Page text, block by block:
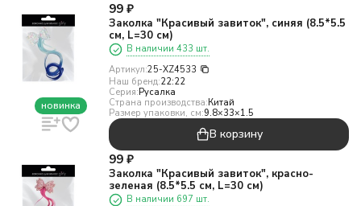
новинка
99 ₽
Заколка "Красивый завиток", синяя (8.5*5.5
см, L=30 см)
В наличии 433 шт.
Артикул:25-XZ4533
Наш бренд:22:22
Серия:Русалка
Страна производства:Китай
Размер упаковки, см:9.8×33×1.5
В корзину
99 ₽
Заколка "Красивый завиток", красно-
зеленая (8.5*5.5 см, L=30 см)
В наличии 697 шт.